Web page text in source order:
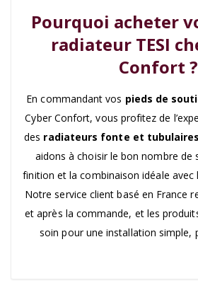
Pourquoi acheter
radiateur TESI
Confort ?
En commandant vos pieds de
Cyber Confort, vous profitez de
des radiateurs fonte et
aidons à choisir le bon nombre de
finition et la combinaison idéale avec
Notre service client basé en France
et après la commande, et les
soin pour une installation simple,